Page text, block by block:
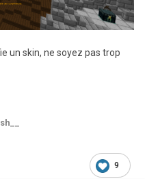
un skin, ne soyez pas trop
9